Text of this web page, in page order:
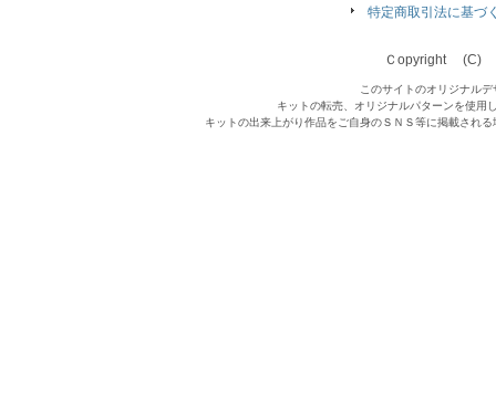
特定商取引法に基づ
Ｃopyright (C)
このサイトのオリジナル
キットの転売、オリジナルパターンを使用
キットの出来上がり作品をご自身のＳＮＳ等に掲載され